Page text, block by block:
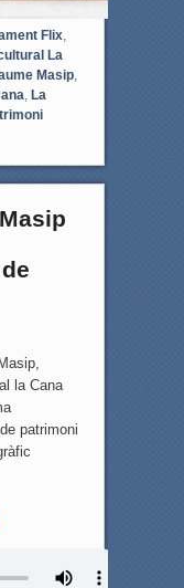
Flix,
La
Masip,
, La
la Cana
patrimoni